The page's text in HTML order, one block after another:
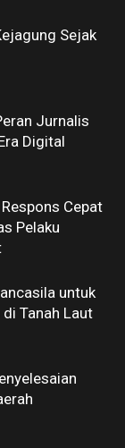
Sejak
Jurnalis
Digital
Cepat
Pelaku
untuk
Tanah Laut